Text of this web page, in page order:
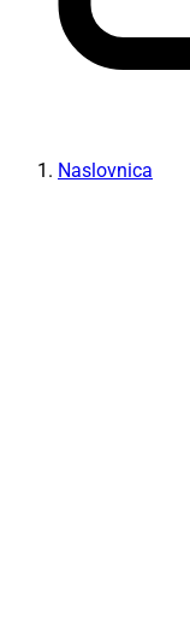
Naslovnica